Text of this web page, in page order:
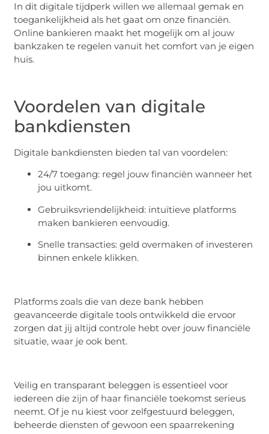
In dit digitale tijdperk willen we allemaal gemak en
toegankelijkheid als het gaat om onze financiën.
Online bankieren maakt het mogelijk om al jouw
bankzaken te regelen vanuit het comfort van je eigen
huis.
Voordelen van digitale
bankdiensten
Digitale bankdiensten bieden tal van voordelen:
24/7 toegang: regel jouw financiën wanneer het
jou uitkomt.
Gebruiksvriendelijkheid: intuïtieve platforms
maken bankieren eenvoudig.
Snelle transacties: geld overmaken of investeren
binnen enkele klikken.
Platforms zoals die van deze bank hebben
geavanceerde digitale tools ontwikkeld die ervoor
zorgen dat jij altijd controle hebt over jouw financiële
situatie, waar je ook bent.
Veilig en transparant beleggen is essentieel voor
iedereen die zijn of haar financiële toekomst serieus
neemt. Of je nu kiest voor zelfgestuurd beleggen,
beheerde diensten of gewoon een spaarrekening